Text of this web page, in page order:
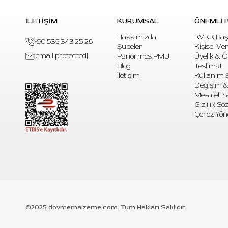
İLETİŞİM
+90 536 343 25 28
[email protected]
KURUMSAL
Hakkımızda
Şubeler
Panormos PMU
Blog
İletişim
ÖNEMLİ
KVKK
Kişisel
Üyelik &
Teslimat
Kullanım
Değişim
Mesafeli
Gizlilik
Çerez
©2025 dovmemalzeme.com. Tüm Hakları Saklıdır.